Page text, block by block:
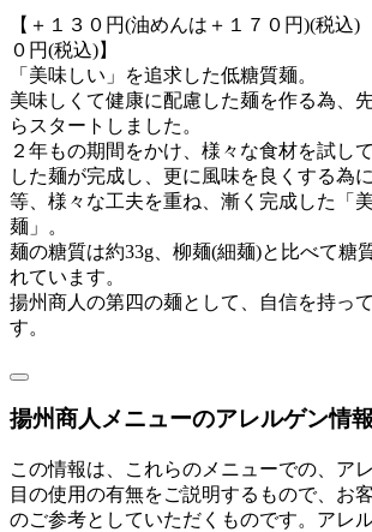
【＋１３０円(油めんは＋１７０円)(税
０円(税込)】
「美味しい」を追求した低糖質麺。
美味しくて健康に配慮した麺を作る為、
らスタートしました。
２年もの期間をかけ、様々な食材を試し
した麺が完成し、更に風味を良くする為
等、様々な工夫を重ね、漸く完成した「
麺」。
麺の糖質は約33g、柳麺(細麺)と比べて糖
れています。
揚州商人の第四の麺として、自信を持っ
す。
揚州商人メニューのアレルゲン情報
この情報は、これらのメニューでの、ア
目の使用の有無をご説明するもので、お
のご参考としていただくものです。アレ